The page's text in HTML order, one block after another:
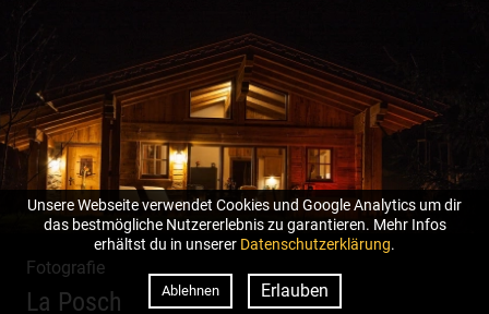
Crossover Stil | Körper & Geist
Fotografie
La Posch
Unsere Webseite verwendet Cookies und Google Analytics um dir
das bestmögliche Nutzererlebnis zu garantieren. Mehr Infos
erhältst du in unserer Datenschutzerklärung.
Ablehnen Erlauben